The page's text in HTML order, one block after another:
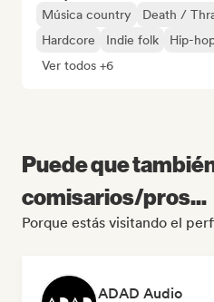
Música country Death /
Hardcore
Indie folk
Hip-
Ver todos +6
Puede que
comisarios/pros...
Porque estás visitando el
ADAD Audio